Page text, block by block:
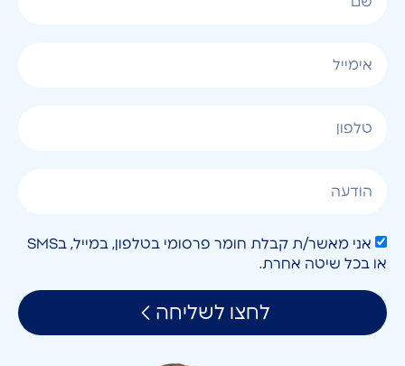
אני מאשר/ת קבלת חומר פרסומי בטלפון, במייל, בSMS
או בכל שיטה אחרת.
לחצו לשליחה